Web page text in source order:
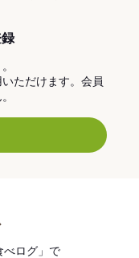
ただけます。会員
べログ」で